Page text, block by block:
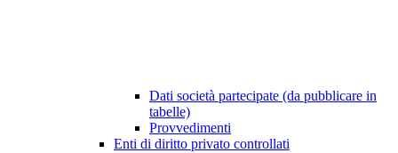
Dati società partecipate (da pubblicare in
tabelle)
Provvedimenti
Enti di diritto privato controllati